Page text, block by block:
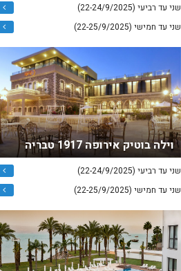
שני עד רביעי (22-24/9/2025)
שני עד חמישי (22-25/9/2025)
וילה בוטיק אירופה 1917 טבריה
שני עד רביעי (22-24/9/2025)
שני עד חמישי (22-25/9/2025)